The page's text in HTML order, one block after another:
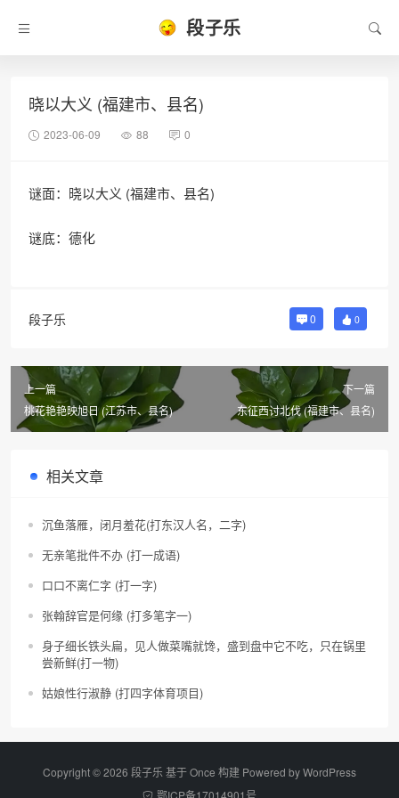
段子乐
晓以大义 (福建市、县名)
2023-06-09 88 0
谜面：晓以大义 (福建市、县名)
谜底：德化
段子乐 0 0
上一篇
桃花艳艳映旭日 (江苏市、县名)
下一篇
东征西讨北伐 (福建市、县名)
相关文章
沉鱼落雁，闭月羞花(打东汉人名，二字)
无亲笔批件不办 (打一成语)
口口不离仁字 (打一字)
张翰辞官是何缘 (打多笔字一)
身子细长铁头扁，见人做菜嘴就馋，盛到盘中它不吃，只在锅里
尝新鲜(打一物)
姑娘性行淑静 (打四字体育项目)
Copyright © 2026 段子乐 基于 Once 构建 Powered byWordPress
鄂ICP备17014901号